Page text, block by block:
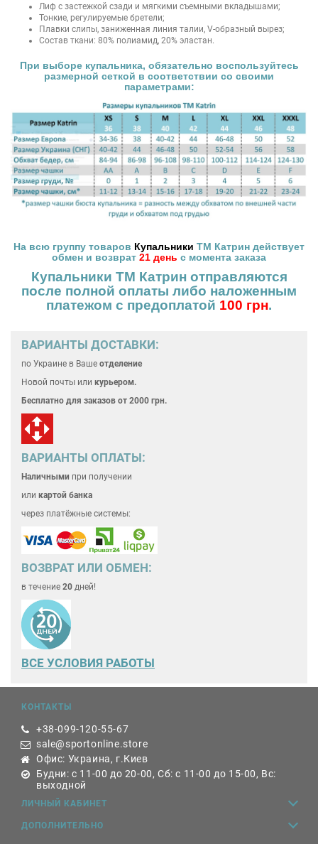
Лиф с застежкой сзади и мягкими съемными вкладышами;
Тонкие, регулируемые бретели;
Плавки слипы, заниженная линия талии, V-образный вырез;
Состав ткани: 80% полиамид, 20% эластан.
При выборе купальника, обязательно воспользуйтесь
размерной сеткой в соответствии со своими
параметрами:
На всю группу товаров Купальники ТМ Катрин действует
обмен и возврат 21 день с момента заказа
Купальники ТМ Катрин отправляются
после полной оплаты либо наложенным
платежом с предоплатой 100 грн.
ВАРИАНТЫ ДОСТАВКИ:
по Украине в Ваше отделение
Новой почты или курьером.
Бесплатно для заказов от 2000 грн.
ВАРИАНТЫ ОПЛАТЫ:
Наличными при получении
или картой банка
через платёжные системы:
ВОЗВРАТ ИЛИ ОБМЕН:
в течение 20 дней!
ВСЕ УСЛОВИЯ РАБОТЫ
КОНТАКТЫ
+38-099-120-55-67
sale@sportonline.store
Офис: Украина, г.Киев
Будни: с 11-00 до 20-00, Сб: с 11-00 до 15-00, Вс:
выходной
ЛИЧНЫЙ КАБИНЕТ
ДОПОЛНИТЕЛЬНО